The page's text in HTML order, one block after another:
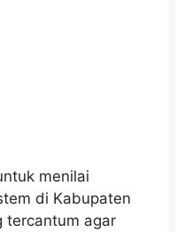
menilai
di Kabupaten
tercantum agar